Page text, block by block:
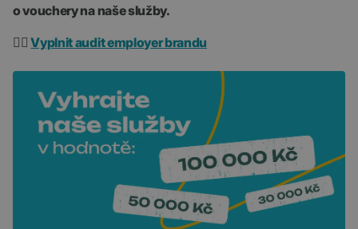
o vouchery na naše služby.
👉🏼Vyplnit audit employer brandu